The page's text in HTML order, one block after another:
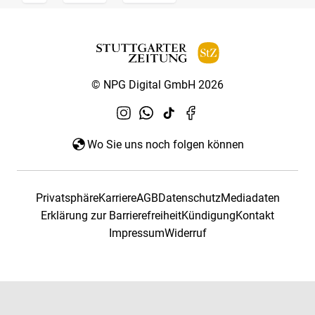
© NPG Digital GmbH 2026
Wo Sie uns noch folgen können
PrivatsphäreKarriereAGBDatenschutzMediadaten
Erklärung zur BarrierefreiheitKündigungKontakt
ImpressumWiderruf